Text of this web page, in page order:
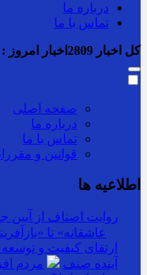
درباره ما
تماس با ما
کل اخبار اخبار امروز :
صفحه اصلی
درباره ما
تماس با ما
قوانین و
اطلاعیه ها
روایت اصناف از آیین
عاشقانه» تا
ارتقای کیفیت و
آینده صنف
مردم